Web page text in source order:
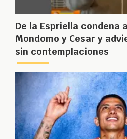
De la Espriella condena
Mondomo y Cesar y
sin contemplaciones